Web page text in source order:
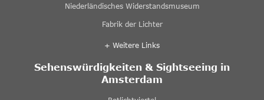
Niederländisches Widerstandsmuseum
Fabrik der Lichter
+ Weitere Links
Sehenswürdigkeiten & Sightseeing in
Amsterdam